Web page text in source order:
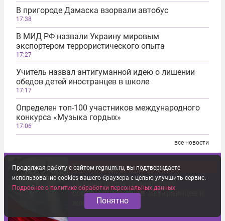
В пригороде Дамаска взорвали автобус
17:38
В МИД РФ назвали Украину мировым
экспортером террористического опыта
17:27
Учитель назвал антигуманной идею о лишении
обедов детей иностранцев в школе
17:17
Определен топ-100 участников международного
конкурса «Музыка гордых»
17:06
все новости
Происшествия
Пьяный поляк принял двух
соотечественников за украинцев и
жестоко их избил
Продолжая работу с сайтом regnum.ru, вы подтверждаете
использование cookies вашего браузера с целью улучшить сервис.
Подробнее о политике обработки персональных данных
Понятно